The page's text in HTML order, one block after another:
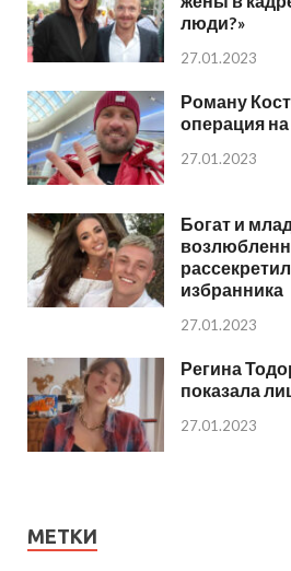
люди?»
27.01.2023
Роману
операция
27.01.2023
Богат и
избранника
27.01.2023
Регина
показала
27.01.2023
МЕТКИ